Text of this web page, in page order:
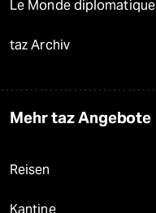
Le Monde diplomatique
taz Archiv
Mehr taz Angebote
Reisen
Kantine